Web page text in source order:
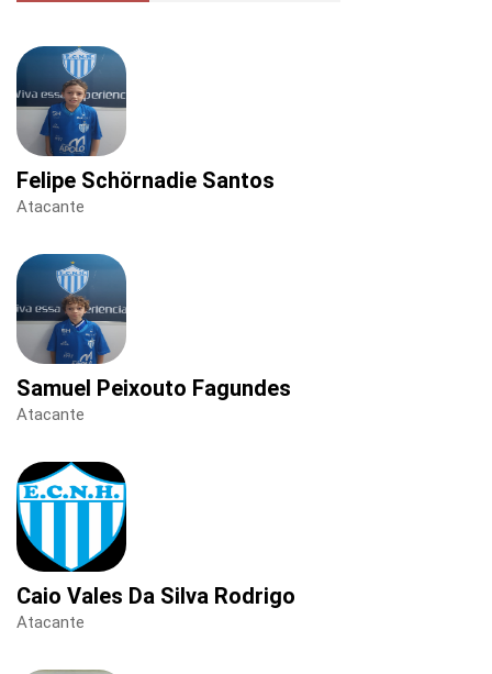
Felipe Schörnadie Santos
Atacante
Samuel Peixouto Fagundes
Atacante
Caio Vales Da Silva Rodrigo
Atacante